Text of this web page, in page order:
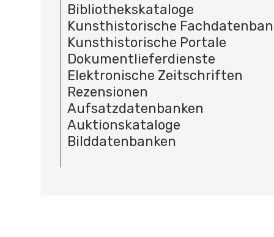
Bibliothekskataloge
Kunsthistorische
Kunsthistorische Portale
Dokumentlieferdienste
Elektronische Zeitschriften
Rezensionen
Aufsatzdatenbanken
Auktionskataloge
Bilddatenbanken